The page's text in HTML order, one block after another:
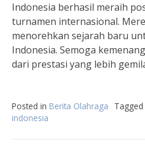
Indonesia berhasil meraih
turnamen internasional.
menorehkan sejarah baru
Indonesia. Semoga
dari prestasi yang lebih
Posted in Berita Olahraga Tagged
indonesia